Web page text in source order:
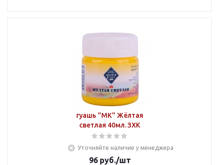
гуашь "МК" Жёлтая
светлая 40мл. ЗХК
Уточняйте наличие у менеджера
96руб./шт